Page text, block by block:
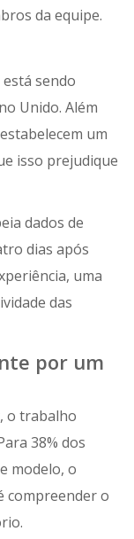
da equipe.
sendo
Unido. Além
um
isso prejudique
dados de
dias após
uma
das
por um
o trabalho
38% dos
modelo, o
compreender o